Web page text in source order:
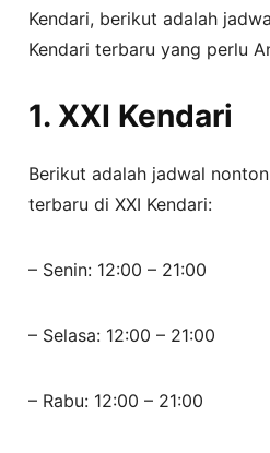
Kendari, berikut adalah
Kendari terbaru yang perlu
1. XXI Kendari
Berikut adalah jadwal
terbaru di XXI Kendari:
– Senin: 12:00 – 21:00
– Selasa: 12:00 – 21:00
– Rabu: 12:00 – 21:00